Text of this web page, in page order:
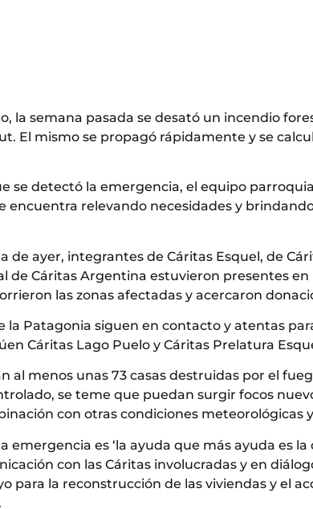
la semana pasada se desató un incendio
El mismo se propagó rápidamente y se
se detectó la emergencia, el equipo
encuentra relevando necesidades y
de ayer, integrantes de Cáritas Esquel, de
de Cáritas Argentina estuvieron presentes en
las zonas afectadas y acercaron
la Patagonia siguen en contacto y atentas
Cáritas Lago Puelo y Cáritas Prelatura
al menos unas 73 casas destruidas por el
se teme que puedan surgir focos
con otras condiciones meteorológicas
es ‘la ayuda que más ayuda es la
con las Cáritas involucradas y en
para la reconstrucción de las viviendas y el